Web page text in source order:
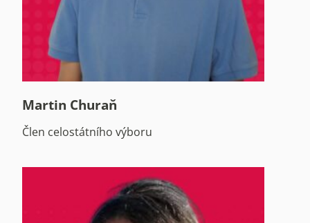
Martin Churaň
Člen celostátního výboru